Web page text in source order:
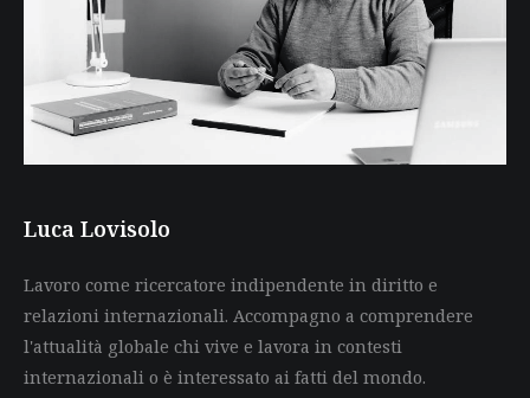
Luca Lovisolo
Lavoro come ricercatore indipendente in diritto e
relazioni internazionali. Accompagno a comprendere
l'attualità globale chi vive e lavora in contesti
internazionali o è interessato ai fatti del mondo.